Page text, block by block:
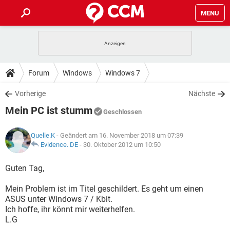
MENU
ANDROID IOS
WINDOWS 10
WHATSAPP TIKTOK
FACEBOOK
TIPPS & TRICKS
SPIELE STREAMING
WHATSAPP TIKTOK
FACEBOOK
DOWNLOADS
SPIELE STREAMING
ANDROID
WINDOWS 10 INSTAGRAM
WHATSAPP
SPIELE STREAMING
ANDROID
WINDOWS 10
WHATSAPP TIKTOK
FACEBOOK HARDWARE
LEXIKON
SPIELE
WINDOWS 10
WHATSAPP
Forum Windows Windows 7
Vorherige Nächste
Mein PC ist stumm Geschlossen
Quelle.K - Geändert am 16. November 2018 um 07:39
Evidence. DE - 30. Oktober 2012 um 10:50
Guten Tag,
Mein Problem ist im Titel geschildert. Es geht um einen
ASUS unter Windows 7 / Kbit.
Ich hoffe, ihr könnt mir weiterhelfen.
L.G